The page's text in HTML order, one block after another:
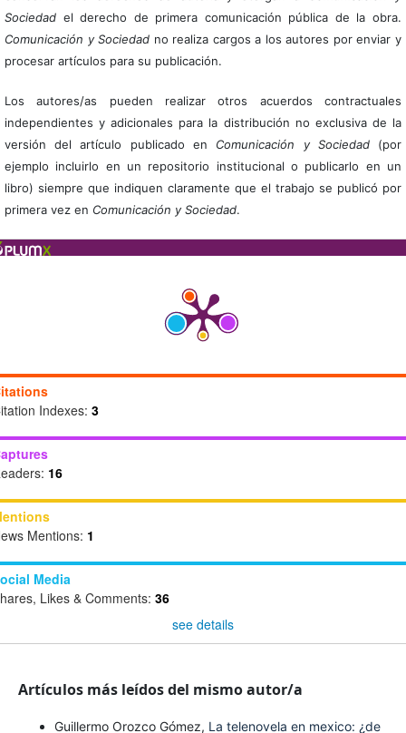
Sociedadel derecho de primera comunicación pública de la obra.
Comunicación y Sociedad no realiza cargos a los autores por enviar y
procesar artículos para su publicación.
Los autores/as pueden realizar otros acuerdos contractuales
independientes y adicionales para la distribución no exclusiva de la
versión del artículo publicado en Comunicación y Sociedad(por
ejemplo incluirlo en un repositorio institucional o publicarlo en un
libro) siempre que indiquen claramente que el trabajo se publicó por
primera vez en Comunicación y Sociedad.
Indexes: 3
16
Mentions: 1
Media
Likes & Comments: 36
see details
Artículos más leídos del mismo autor/a
Guillermo Orozco Gómez, La telenovela en mexico: ¿de